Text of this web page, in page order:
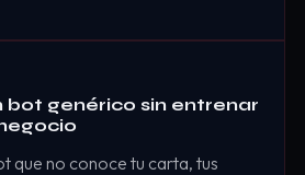
bot genérico sin entrenar
que no conoce tu carta, tus